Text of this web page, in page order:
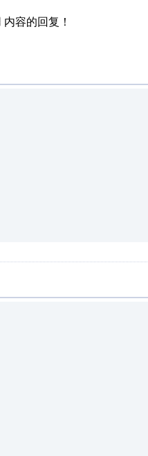
内容的回复！